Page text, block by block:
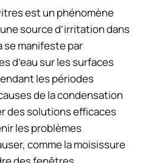
est un phénomène
source d’irritation dans
se manifeste par
d’eau sur les surfaces
les périodes
de la condensation
des solutions efficaces
les problèmes
comme la moisissure